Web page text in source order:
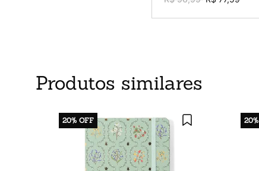
Produtos similares
20% OFF 20%